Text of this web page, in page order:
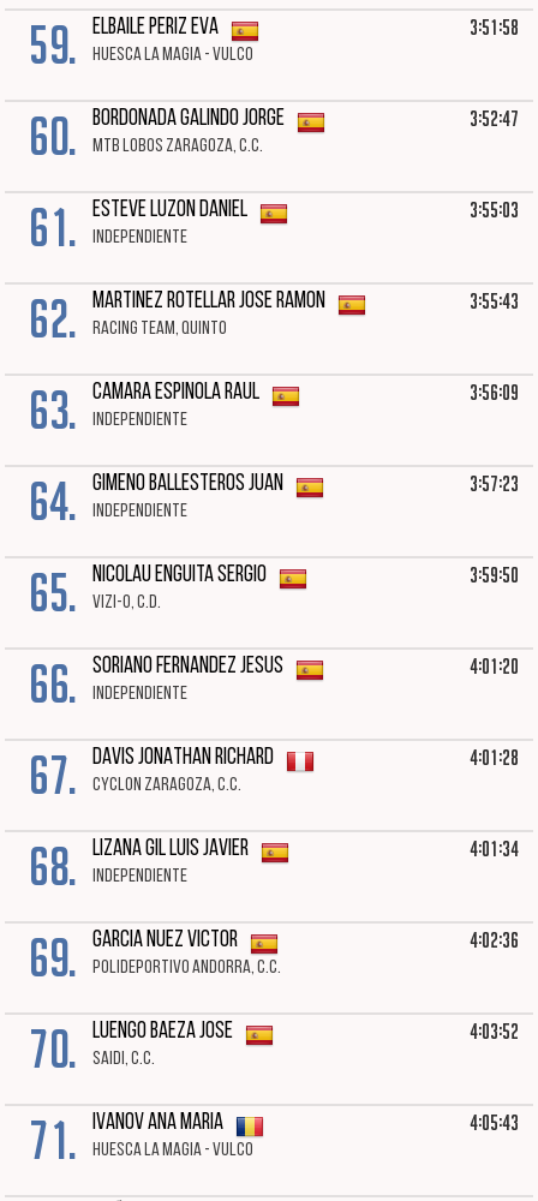
59. ELBAILE PERIZ EVA
HUESCA LA MAGIA - VULCO
3:51:58
60. BORDONADA GALINDO JORGE
MTB LOBOS ZARAGOZA, C.C.
3:52:47
61. ESTEVE LUZON DANIEL
INDEPENDIENTE
3:55:03
62. MARTINEZ ROTELLAR JOSE RAMON
RACING TEAM, QUINTO
3:55:43
63. CAMARA ESPINOLA RAUL
INDEPENDIENTE
3:56:09
64. GIMENO BALLESTEROS JUAN
INDEPENDIENTE
3:57:23
65. NICOLAU ENGUITA SERGIO
VIZI-O, C.D.
3:59:50
66. SORIANO FERNANDEZ JESUS
INDEPENDIENTE
4:01:20
67. DAVIS JONATHAN RICHARD
CYCLON ZARAGOZA, C.C.
4:01:28
68. LIZANA GIL LUIS JAVIER
INDEPENDIENTE
4:01:34
69. GARCIA NUEZ VICTOR
POLIDEPORTIVO ANDORRA, C.C.
4:02:36
70. LUENGO BAEZA JOSE
SAIDI, C.C.
4:03:52
71. IVANOV ANA MARIA
HUESCA LA MAGIA - VULCO
4:05:43